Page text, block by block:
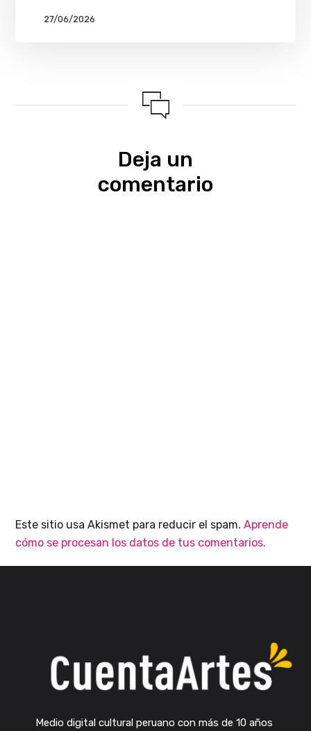
27/06/2026
Deja un
comentario
Este sitio usa Akismet para reducir el spam.Aprende
cómo se procesan los datos de tus comentarios.
Medio digital cultural peruano con más de 10 años